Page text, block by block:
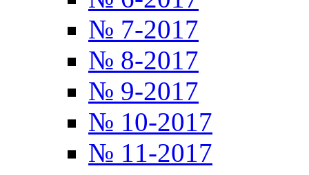
№ 7-2017
№ 8-2017
№ 9-2017
№ 10-2017
№ 11-2017